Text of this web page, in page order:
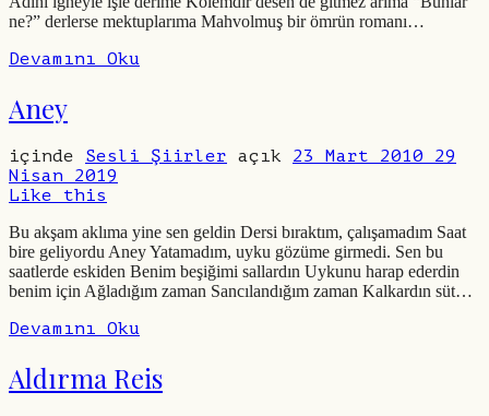
ne?” derlerse mektuplarıma Mahvolmuş bir ömrün romanı…
Devamını Oku
Aney
içinde Sesli Şiirler açık 23 Mart 2010 29
Nisan 2019
Like this
Bu akşam aklıma yine sen geldin Dersi bıraktım, çalışamadım Saat
bire geliyordu Aney Yatamadım, uyku gözüme girmedi. Sen bu
saatlerde eskiden Benim beşiğimi sallardın Uykunu harap ederdin
benim için Ağladığım zaman Sancılandığım zaman Kalkardın süt…
Devamını Oku
Aldırma Reis